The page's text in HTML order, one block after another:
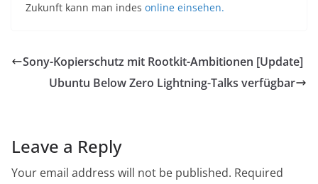
Zukunft kann man indes online einsehen.
Sony-Kopierschutz mit Rootkit-Ambitionen [Update]
Ubuntu Below Zero Lightning-Talks verfügbar
Leave a Reply
Your email address will not be published. Required